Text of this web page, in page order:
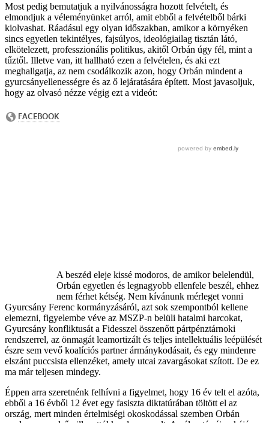
Most pedig bemutatjuk a nyilvánosságra hozott felvételt, és
elmondjuk a véleményünket arról, amit ebből a felvételből bárki
kiolvashat. Ráadásul egy olyan időszakban, amikor a környéken
sincs egyetlen tekintélyes, fajsúlyos, ideológiailag tisztán látó,
elkötelezett, professzionális politikus, akitől Orbán úgy fél, mint a
tűztől. Illetve van, itt hallható ezen a felvételen, és aki ezt
meghallgatja, az nem csodálkozik azon, hogy Orbán mindent a
gyurcsányellenességre és az ő lejáratására épített. Most javasoljuk,
hogy az olvasó nézze végig ezt a videót:
A beszéd eleje kissé modoros, de amikor belelendül,
Orbán egyetlen és legnagyobb ellenfele beszél, ehhez
nem férhet kétség. Nem kívánunk mérleget vonni
Gyurcsány Ferenc kormányzásáról, azt sok szempontból kellene
elemezni, figyelembe véve az MSZP-n belüli hatalmi harcokat,
Gyurcsány konfliktusát a Fidesszel összenőtt pártpénztárnoki
rendszerrel, az önmagát leamortizált és teljes intellektuális leépülését
észre sem vevő koalíciós partner ármánykodásait, és egy mindenre
elszánt puccsista ellenzéket, amely utcai zavargásokat szított. De ez
ma már teljesen mindegy.
Éppen arra szeretnénk felhívni a figyelmet, hogy 16 év telt el azóta,
ebből a 16 évből 12 évet egy fasiszta diktatúrában töltött el az
ország, mert minden értelmiségi okoskodással szemben Orbán